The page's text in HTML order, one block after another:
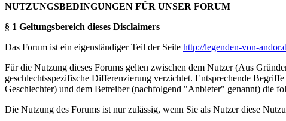
NUTZUNGSBEDINGUNGEN FÜR UNSER FORUM
§ 1 Geltungsbereich dieses Disclaimers
Das Forum ist ein eigenständiger Teil der Seite http://legenden-von-
Für die Nutzung dieses Forums gelten zwischen dem Nutzer (Aus
geschlechtsspezifische Differenzierung verzichtet. Entsprechende
Geschlechter) und dem Betreiber (nachfolgend "Anbieter" genannt) die
Die Nutzung des Forums ist nur zulässig, wenn Sie als Nutzer diese